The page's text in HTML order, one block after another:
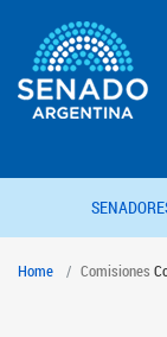
Home Comisiones